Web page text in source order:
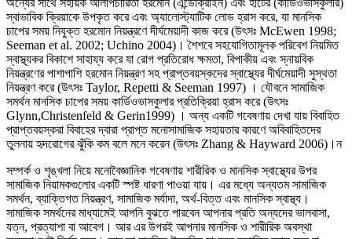
স্বাভাবিক ক্রিয়াকে উপকৃত করে এবং অ্যালোস্ট্যাটিক লোড হ্রাস করে, যা মানসিক
চাপের সময় নিযুক্ত হরমোন নিয়ন্ত্রণে দীর্ঘমেয়াদী কাজ করে (উৎসঃ McEwen 1998;
Seeman et al. 2002; Uchino 2004)। শৈশবে সহযোগিতামূলক পরিবেশ নিয়মিত
স্বাস্থ্যকর বিকাশে সাহায্য করে যা রোগ প্রতিরোধ ক্ষমতা, বিপাকীয় এবং স্নায়বিক
নিয়ন্ত্রণের পাশাপাশি হরমোন নিয়ন্ত্রণ সহ প্রাপ্তবয়স্কদের স্বাস্থ্যের দীর্ঘমেয়াদী সুস্থতা
নিয়ন্ত্রণ করে (উৎসঃ Taylor, Repetti & Seeman 1997) । যৌবনে সামাজিক
সমর্থন মানসিক চাপের সময় কার্ডিওভাসকুলার প্রতিক্রিয়া হ্রাস করে (উৎসঃ
Glynn,Christenfeld & Gerin1999) । অন্য একটি গবেষণায় দেখা যায় বিবাহিত
প্রাপ্তবয়স্করা বিবাহের দ্বারা প্রাপ্ত মনোসামাজিক সহায়তার কারণে অবিবাহিতদের
তুলনায় হৃদরোগের ঝুঁকি কম বলে মনে করেন (উৎসঃ Zhang & Hayward 2006)।ন
সম্পর্ক ও শৃঙ্খলা নিয়ে মনোবৈজ্ঞানিক গবেষণায় শারীরিক ও মানসিক স্বাস্থ্যের উপর
সামাজিক নিয়ামকগুলোর একটি স্পষ্ট ধারণা পাওয়া যায়। এর মধ্যে অন্যতম সামাজিক
সমর্থন, ব্যাক্তিগত নিয়ন্ত্রণ, সামাজিক মর্যাদা, অর্থ-বিত্ত এবং মানসিক স্বাস্থ্য।
সামাজিক সমর্থনের মাধ্যামেই আপনি বুঝতে পারবেন আপনার প্রতি অন্যদের ভালবাসা,
যত্ন, প্রত্যাশা বা আবেগ। আর এর উপরই আপনার মানসিক ও শারীরিক অবস্থা